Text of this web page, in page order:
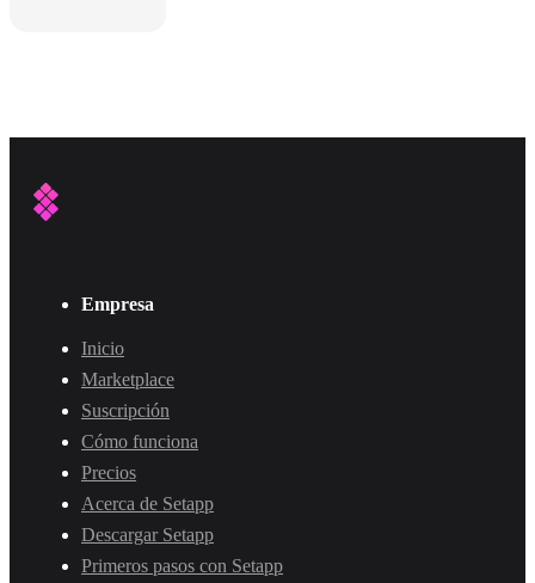
Empresa
Inicio
Marketplace
Suscripción
Cómo funciona
Precios
Acerca de Setapp
Descargar Setapp
Primeros pasos con Setapp